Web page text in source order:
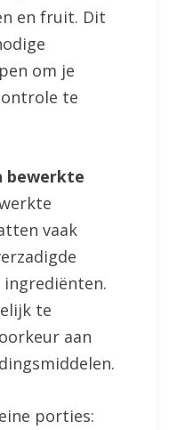
en fruit. Dit
om je
te
bewerkte
vaak
te
aan
porties: